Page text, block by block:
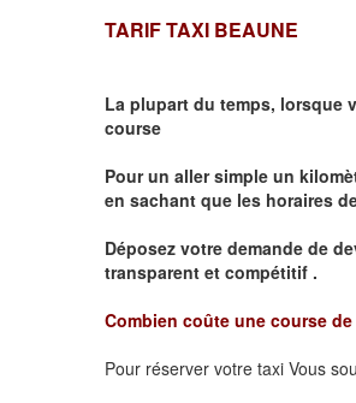
TARIF TAXI BEAUNE
La plupart du temps, lorsque
course
Pour un aller simple un
en sachant que les horaires
Déposez votre demande de
transparent et compétitif .
Combien coûte une course
Pour réserver votre taxi Vous